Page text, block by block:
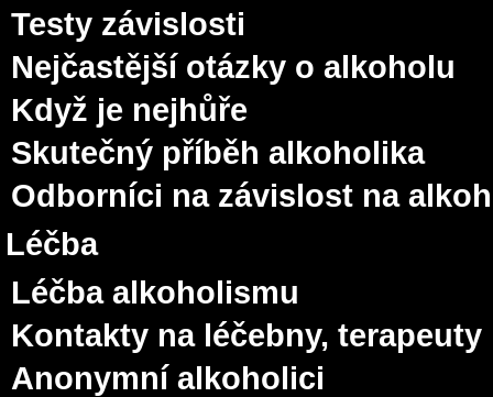
Testy závislosti
Nejčastější otázky o alkoholu
Když je nejhůře
Skutečný příběh alkoholika
Odborníci na závislost na
Léčba
Léčba alkoholismu
Kontakty na léčebny, terapeuty
Anonymní alkoholici